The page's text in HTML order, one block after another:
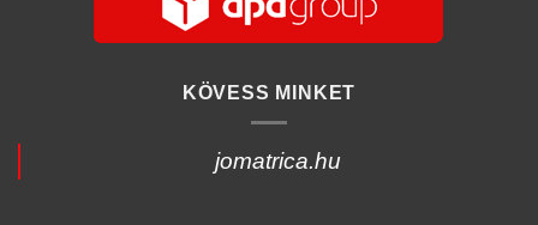
KÖVESS MINKET
jomatrica.hu